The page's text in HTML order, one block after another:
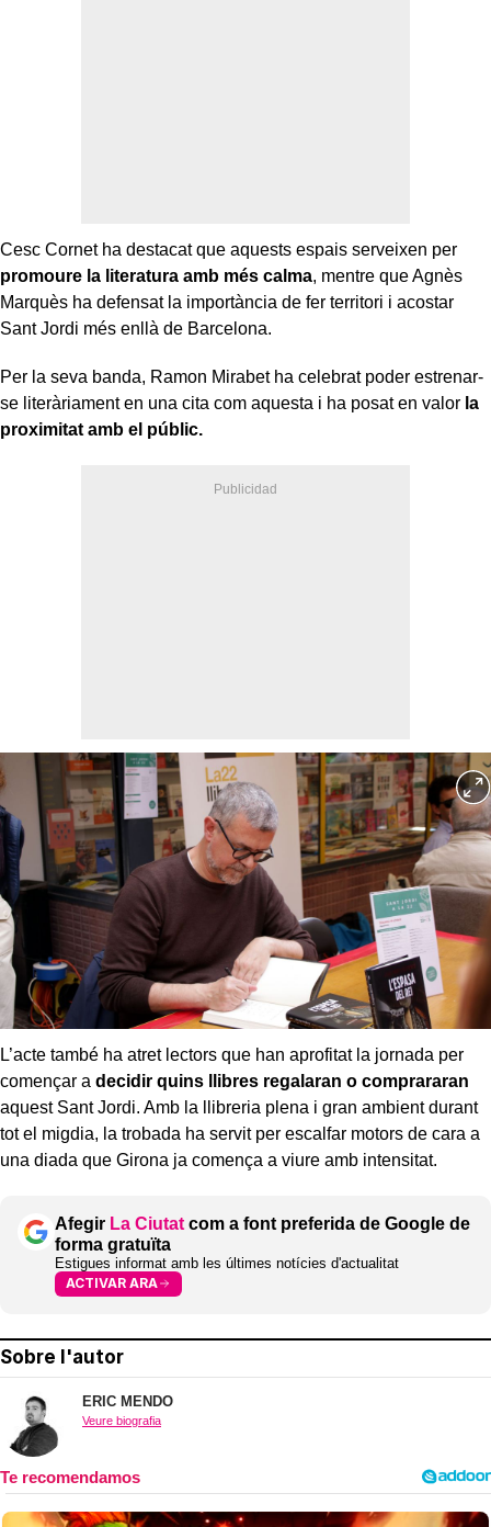
Cesc Cornet ha destacat que aquests espais serveixen per
promoure la literatura amb més calma, mentre que Agnès
Marquès ha defensat la importància de fer territori i acostar
Sant Jordi més enllà de Barcelona.
Per la seva banda, Ramon Mirabet ha celebrat poder estrenar-
se literàriament en una cita com aquesta i ha posat en valor la
proximitat amb el públic.
L’acte també ha atret lectors que han aprofitat la jornada per
començar a decidir quins llibres regalaran o comprararan
aquest Sant Jordi. Amb la llibreria plena i gran ambient durant
tot el migdia, la trobada ha servit per escalfar motors de cara a
una diada que Girona ja comença a viure amb intensitat.
Afegir La Ciutat com a font preferida de Google de
forma gratuïta
Estigues informat amb les últimes notícies d'actualitat
ACTIVAR ARA
Sobre l'autor
ERIC MENDO
Veure biografia